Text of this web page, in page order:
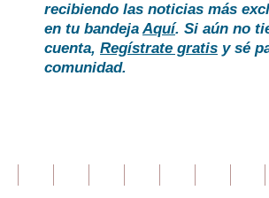
recibiendo las noticias más
en tu bandejaAquí. Si aún no
cuenta, Regístrate gratis y sé
comunidad.